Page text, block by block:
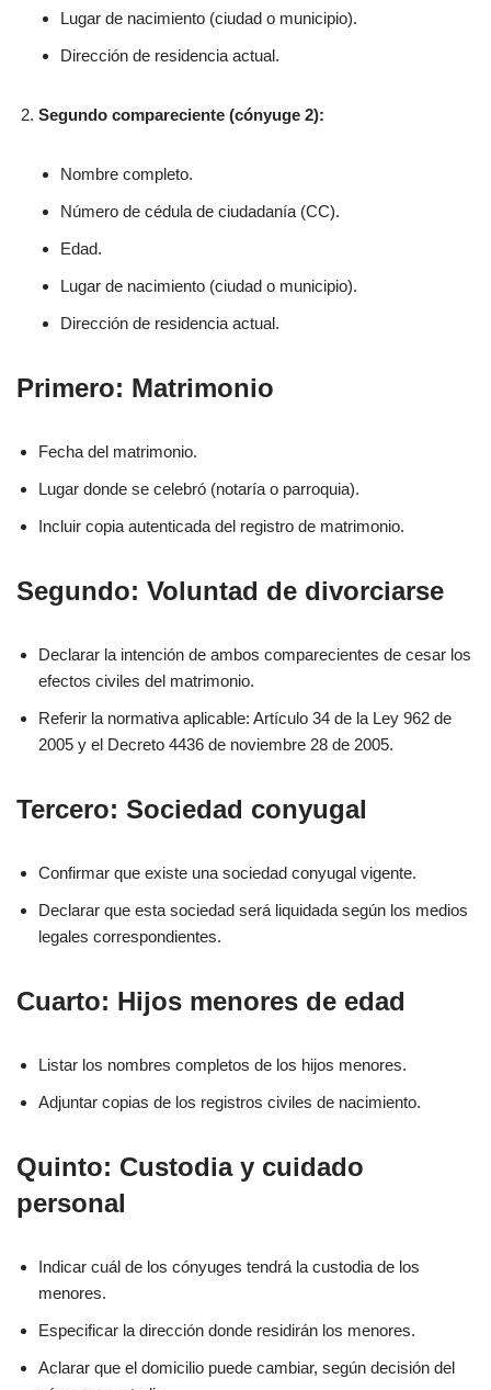
Lugar de nacimiento (ciudad o municipio).
Dirección de residencia actual.
Segundo compareciente (cónyuge 2):
Nombre completo.
Número de cédula de ciudadanía (CC).
Edad.
Lugar de nacimiento (ciudad o municipio).
Dirección de residencia actual.
Primero: Matrimonio
Fecha del matrimonio.
Lugar donde se celebró (notaría o parroquia).
Incluir copia autenticada del registro de matrimonio.
Segundo: Voluntad de divorciarse
Declarar la intención de ambos comparecientes de cesar los
efectos civiles del matrimonio.
Referir la normativa aplicable: Artículo 34 de la Ley 962 de
2005 y el Decreto 4436 de noviembre 28 de 2005.
Tercero: Sociedad conyugal
Confirmar que existe una sociedad conyugal vigente.
Declarar que esta sociedad será liquidada según los medios
legales correspondientes.
Cuarto: Hijos menores de edad
Listar los nombres completos de los hijos menores.
Adjuntar copias de los registros civiles de nacimiento.
Quinto: Custodia y cuidado
personal
Indicar cuál de los cónyuges tendrá la custodia de los
menores.
Especificar la dirección donde residirán los menores.
Aclarar que el domicilio puede cambiar, según decisión del